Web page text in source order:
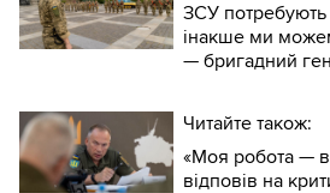
ЗСУ потребують
інакше ми
— бригадний
Читайте також:
«Моя робота —
відповів на